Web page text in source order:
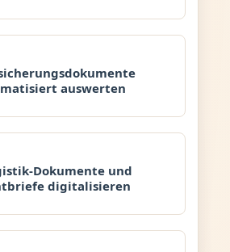
auswerten
Dokumente und
digitalisieren